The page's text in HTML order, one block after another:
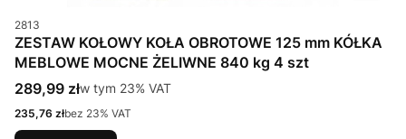
Kod produktu
2813
ZESTAW KOŁOWY KOŁA OBROTOWE 125 mm KÓŁKA
MEBLOWE MOCNE ŻELIWNE 840 kg 4 szt
Cena brutto
289,99 złw tym %s VAT
w tym 23% VAT
Cena netto
235,76 złbez 23% VAT